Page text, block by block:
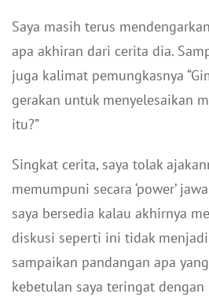
Saya masih terus
apa akhiran dari cerita dia.
juga kalimat pemungkasnya
gerakan untuk menyelesaikan
itu?”
Singkat cerita, saya tolak
memumpuni secara ‘power’
saya bersedia kalau akhirnya
diskusi seperti ini tidak
sampaikan pandangan apa
kebetulan saya teringat dengan